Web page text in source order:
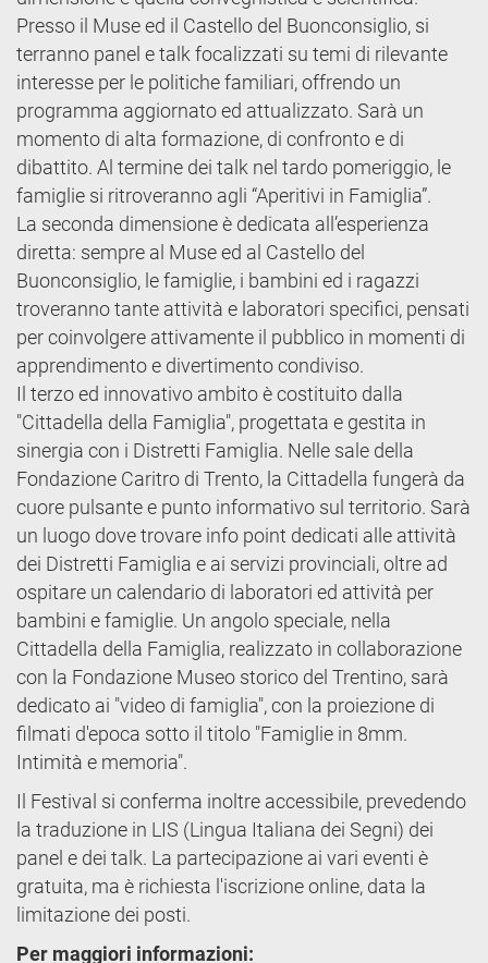
Presso il Muse ed il Castello del Buonconsiglio, si
terranno panel e talk focalizzati su temi di rilevante
interesse per le politiche familiari, offrendo un
programma aggiornato ed attualizzato. Sarà un
momento di alta formazione, di confronto e di
dibattito. Al termine dei talk nel tardo pomeriggio, le
famiglie si ritroveranno agli “Aperitivi in Famiglia”.
La seconda dimensione è dedicata all’esperienza
diretta: sempre al Muse ed al Castello del
Buonconsiglio, le famiglie, i bambini ed i ragazzi
troveranno tante attività e laboratori specifici, pensati
per coinvolgere attivamente il pubblico in momenti di
apprendimento e divertimento condiviso.
Il terzo ed innovativo ambito è costituito dalla
"Cittadella della Famiglia", progettata e gestita in
sinergia con i Distretti Famiglia. Nelle sale della
Fondazione Caritro di Trento, la Cittadella fungerà da
cuore pulsante e punto informativo sul territorio. Sarà
un luogo dove trovare info point dedicati alle attività
dei Distretti Famiglia e ai servizi provinciali, oltre ad
ospitare un calendario di laboratori ed attività per
bambini e famiglie. Un angolo speciale, nella
Cittadella della Famiglia, realizzato in collaborazione
con la Fondazione Museo storico del Trentino, sarà
dedicato ai "video di famiglia", con la proiezione di
filmati d'epoca sotto il titolo "Famiglie in 8mm.
Intimità e memoria".
Il Festival si conferma inoltre accessibile, prevedendo
la traduzione in LIS (Lingua Italiana dei Segni) dei
panel e dei talk. La partecipazione ai vari eventi è
gratuita, ma è richiesta l'iscrizione online, data la
limitazione dei posti.
Per maggiori informazioni: